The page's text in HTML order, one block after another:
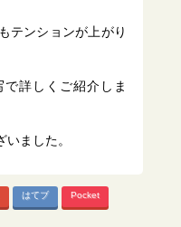
テンションが上がり
詳しくご紹介しま
ました。
はてブ Pocket